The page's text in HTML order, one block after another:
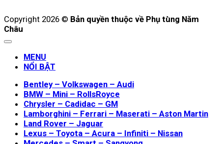
Copyright 2026 © Bản quyền thuộc về Phụ tùng Năm
Châu
MENU
NỔI BẬT
Bentley – Volkswagen – Audi
BMW – Mini – RollsRoyce
Chrysler – Cadidac – GM
Lamborghini – Ferrari – Maserati – Aston Martin
Land Rover – Jaguar
Lexus – Toyota – Acura – Infiniti – Nissan